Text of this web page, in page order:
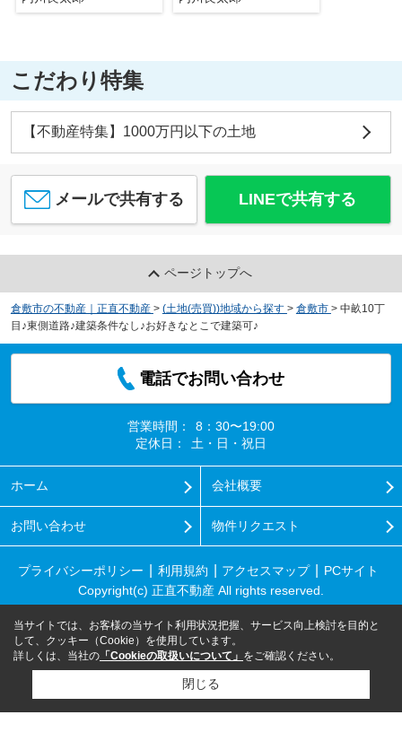
こだわり特集
【不動産特集】1000万円以下の土地
メールで共有する LINEで共有する
ページトップへ
倉敷市の不動産｜正直不動産 > (土地(売買))地域から探す > 倉敷市 > 中畝10丁
目♪東側道路♪建築条件なし♪お好きなとこで建築可♪
電話でお問い合わせ
営業時間：
8：30〜19:00
定休日：
土・日・祝日
ホーム 会社概要
お問い合わせ 物件リクエスト
プライバシーポリシー 利用規約 アクセスマップ
PCサイト
Copyright(c) 正直不動産 All rights reserved.
当サイトでは、お客様の当サイト利用状況把握、サービス向上検討を目的と
して、クッキー（Cookie）を使用しています。
詳しくは、当社の 「Cookieの取扱いについて」 をご確認ください。
閉じる